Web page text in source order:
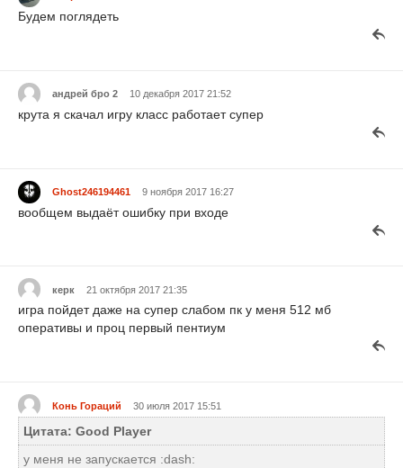
Будем поглядеть
андрей бро 2 10 декабря 2017 21:52
крута я скачал игру класс работает супер
Ghost246194461 9 ноября 2017 16:27
вообщем выдаёт ошибку при входе
керк 21 октября 2017 21:35
игра пойдет даже на супер слабом пк у меня 512 мб
оперативы и проц первый пентиум
Конь Гораций 30 июля 2017 15:51
Цитата: Good Player
у меня не запускается :dash: